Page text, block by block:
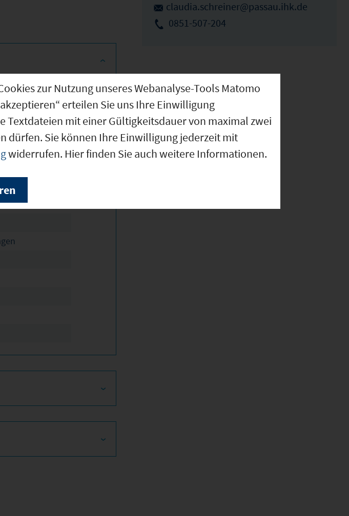
claudia.schreiner@passau.ihk.de
0851-507-204
zur Nutzung unseres Webanalyse-Tools Matomo
erteilen Sie uns Ihre Einwilligung
Textdateien mit einer Gültigkeitsdauer von maximal zwei
dürfen. Sie können Ihre Einwilligung jederzeit mit
widerrufen. Hier finden Sie auch weitere Informationen.